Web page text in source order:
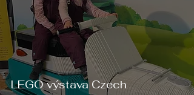
LEGO výstava Czech